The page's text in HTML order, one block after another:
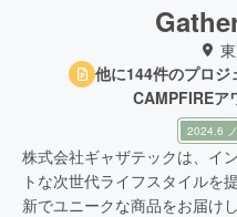
他に144件のプロジ
CAMPFIREア
2024.6
株式会社ギャザテックは、イ
トな次世代ライフスタイルを
新でユニークな商品をお届けし